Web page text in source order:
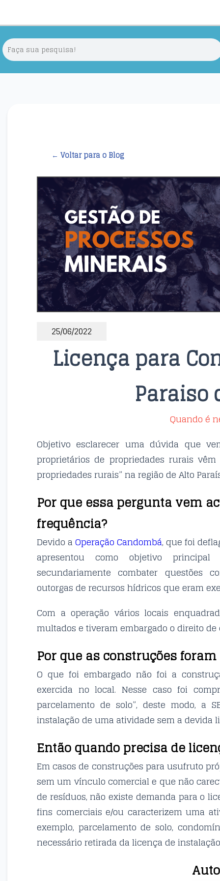
← Voltar para o Blog
25/06/2022
Licença para
Paraiso
Quando é
Objetivo esclarecer uma dúvida que
proprietários de propriedades rurais
propriedades rurais” na região de Alto
Por que essa pergunta vem
frequência?
Devido aOperação Candombá, que foi
apresentou como objetivo principal
secundariamente combater questões
outorgas de recursos hídricos que eram
Com a operação vários locais
multados e tiveram embargado o direito
Por que as construções
O que foi embargado não foi a
exercida no local. Nesse caso foi
parcelamento de solo”, deste modo, a
instalação de uma atividade sem a devida
Então quando precisa de
Em casos de construções para usufruto
sem um vínculo comercial e que não
de resíduos, não existe demanda para o
fins comerciais e/ou caracterizem uma
exemplo, parcelamento de solo,
necessário retirada da licença de